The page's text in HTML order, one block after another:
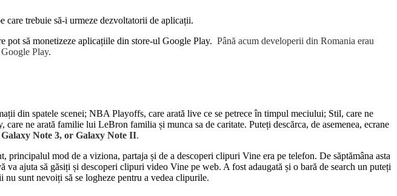
care trebuie să-i urmeze dezvoltatorii de aplicații.
pot să monetizeze aplicațiile din store-ul Google Play. Până acum developerii din Romania erau
Play.
din spatele scenei; NBA Playoffs, care arată live ce se petrece în timpul meciului; Stil, care ne
ne arată familie lui LeBron familia și munca sa de caritate. Puteți descărca, de asemenea, ecrane
Note 3, or Galaxy Note II.
principalul mod de a viziona, partaja și de a descoperi clipuri Vine era pe telefon. De săptămâna asta
va ajuta să găsiți și descoperi clipuri video Vine pe web. A fost adaugată și o bară de search un puteți
sunt nevoiți să se logheze pentru a vedea clipurile.